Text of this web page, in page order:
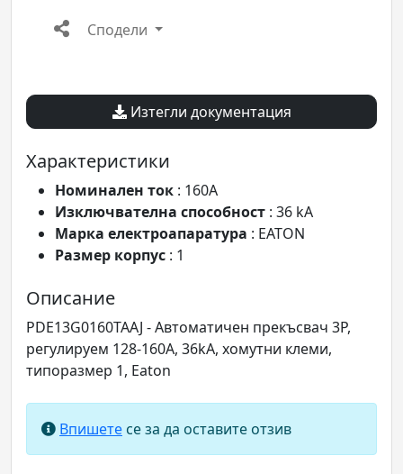
Сподели
Изтегли документация
Характеристики
Номинален ток : 160A
Изключвателна способност : 36 kA
Марка електроапаратура : EATON
Размер корпус : 1
Описание
PDE13G0160TAAJ - Автоматичен прекъсвач 3P,
регулируем 128-160A, 36kA, хомутни клеми,
типоразмер 1, Eaton
Впишете се за да оставите отзив